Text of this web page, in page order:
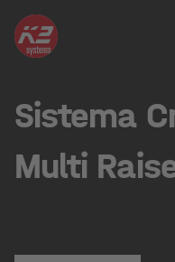
Sistema
Multi